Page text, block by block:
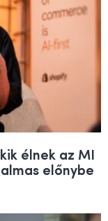
élnek az MI
előnybe